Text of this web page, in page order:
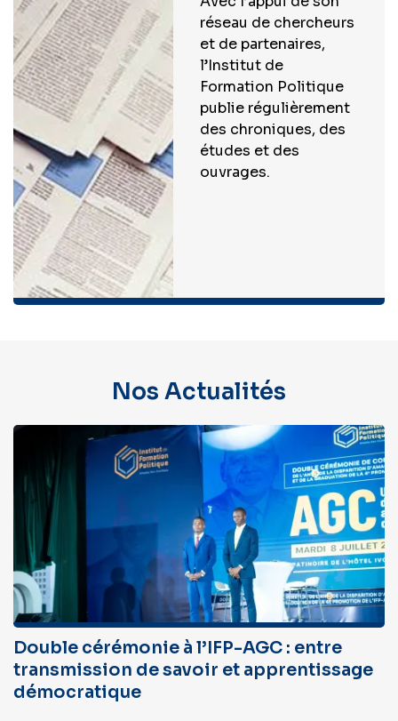
réseau de chercheurs
et de partenaires,
l’Institut de
Formation Politique
publie régulièrement
des chroniques, des
études et des
ouvrages.
Nos Actualités
Double cérémonie à l’IFP-AGC : entre
transmission de savoir et apprentissage
démocratique